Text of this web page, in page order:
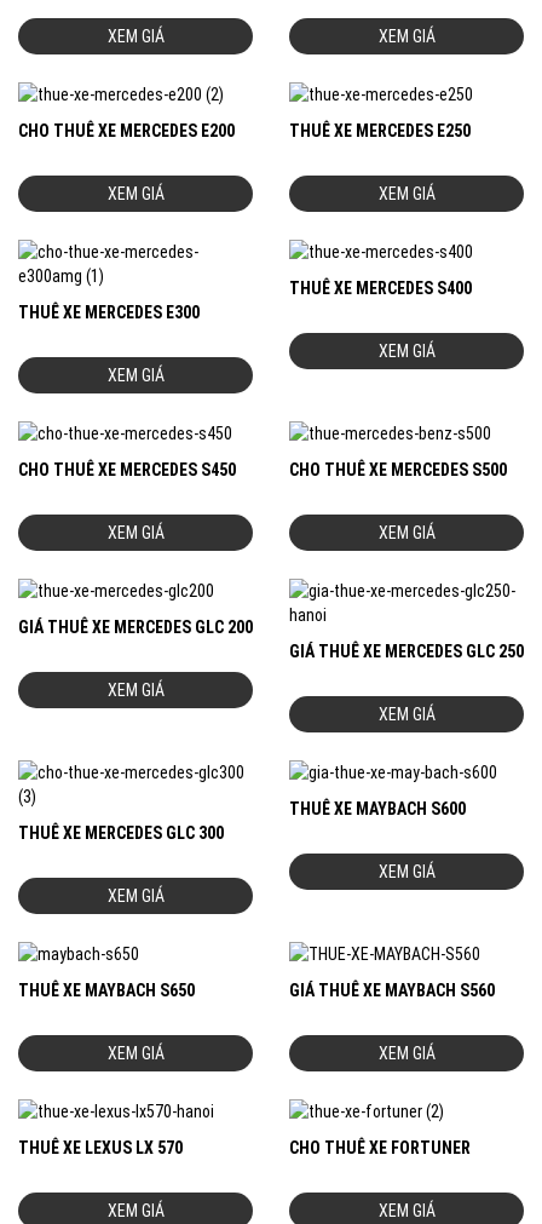
XEM GIÁ XEM GIÁ
CHO THUÊ XE MERCEDES E200
XEM GIÁ
THUÊ XE MERCEDES E250
XEM GIÁ
THUÊ XE MERCEDES E300
XEM GIÁ
THUÊ XE MERCEDES S400
XEM GIÁ
CHO THUÊ XE MERCEDES S450
XEM GIÁ
CHO THUÊ XE MERCEDES S500
XEM GIÁ
GIÁ THUÊ XE MERCEDES GLC 200
XEM GIÁ
GIÁ THUÊ XE MERCEDES GLC 250
XEM GIÁ
THUÊ XE MERCEDES GLC 300
XEM GIÁ
THUÊ XE MAYBACH S600
XEM GIÁ
THUÊ XE MAYBACH S650
XEM GIÁ
GIÁ THUÊ XE MAYBACH S560
XEM GIÁ
THUÊ XE LEXUS LX 570
XEM GIÁ
CHO THUÊ XE FORTUNER
XEM GIÁ